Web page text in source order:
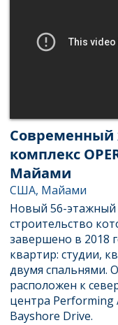
комплекс
Майами
США, Майами
Новый 56-этажный
строительство
завершено в 2018
квартир: студии,
двумя спальнями.
расположен к
центра Performing
Bayshore Drive.